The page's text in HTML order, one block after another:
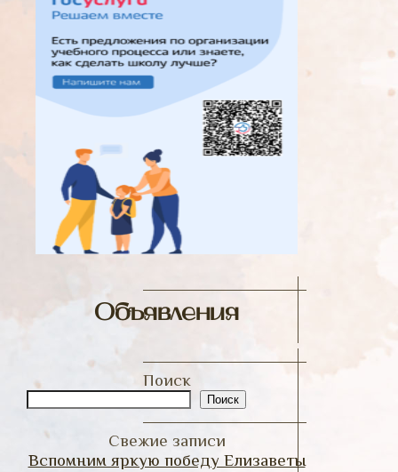
Объявления
Поиск
Поиск
Свежие записи
Вспомним яркую победу Елизаветы